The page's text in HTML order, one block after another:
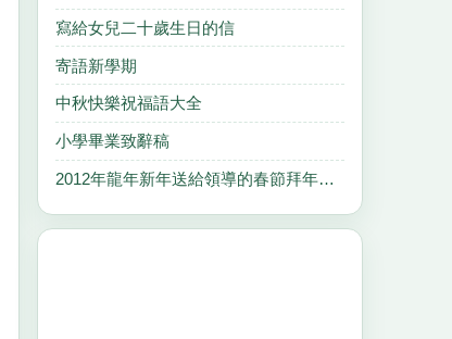
寫給女兒二十歲生日的信
寄語新學期
中秋快樂祝福語大全
小學畢業致辭稿
2012年龍年新年送給領導的春節拜年祝福短信